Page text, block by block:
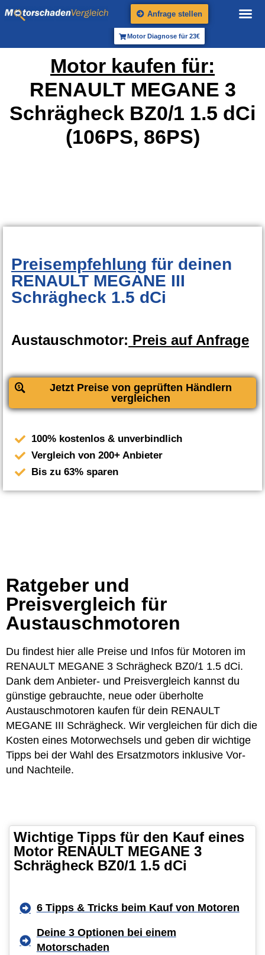
Anfrage stellen
Motor Diagnose für 23€
Motor kaufen für:
RENAULT MEGANE 3
Schrägheck BZ0/1 1.5 dCi
(106PS, 86PS)
Preisempfehlung für deinen
RENAULT MEGANE III
Schrägheck 1.5 dCi
Austauschmotor: Preis auf Anfrage
Jetzt Preise von geprüften Händlern
vergleichen
100% kostenlos & unverbindlich
Vergleich von 200+ Anbieter
Bis zu 63% sparen
Ratgeber und
Preisvergleich für
Austauschmotoren
Du findest hier alle Preise und Infos für Motoren im
RENAULT MEGANE 3 Schrägheck BZ0/1 1.5 dCi.
Dank dem Anbieter- und Preisvergleich kannst du
günstige gebrauchte, neue oder überholte
Austauschmotoren kaufen für dein RENAULT
MEGANE III Schrägheck. Wir vergleichen für dich die
Kosten eines Motorwechsels und geben dir wichtige
Tipps bei der Wahl des Ersatzmotors inklusive Vor-
und Nachteile.
Wichtige Tipps für den Kauf eines
Motor RENAULT MEGANE 3
Schrägheck BZ0/1 1.5 dCi
6 Tipps & Tricks beim Kauf von Motoren
Deine 3 Optionen bei einem
Motorschaden